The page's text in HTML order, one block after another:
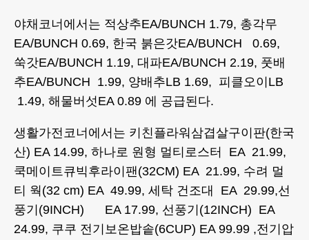
야채코너에서는 적상추EA/BUNCH 1.79, 총각무
EA/BUNCH 0.69, 한국 붉은갓EA/BUNCH 0.69,
쑥갓EA/BUNCH 1.19, 대파EA/BUNCH 2.19, 풋배
추EA/BUNCH 1.99, 양배추LB 1.69, 피클오이LB
1.49, 해물버섯EA 0.89 에 공급된다.
생활가전코너에서는 키친플라워삼겹살구이판(한국
산) EA 14.99, 하나로 원형 멀티로스터 EA 21.99,
쿡메이트큐빅후라이팬(32CM) EA 21.99, 수려 멀
티 웍(32 cm) EA 49.99, 세탁 건조대 EA 29.99,선
풍기(9INCH) EA 17.99, 선풍기(12INCH) EA
24.99, 쿠쿠 전기보온밥솥(6CUP) EA 99.99 ,전기압